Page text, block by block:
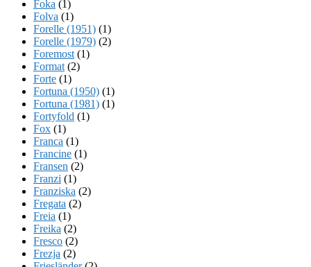
Foka (1)
Folva (1)
Forelle (1951) (1)
Forelle (1979) (2)
Foremost (1)
Format (2)
Forte (1)
Fortuna (1950) (1)
Fortuna (1981) (1)
Fortyfold (1)
Fox (1)
Franca (1)
Francine (1)
Fransen (2)
Franzi (1)
Franziska (2)
Fregata (2)
Freia (1)
Freika (2)
Fresco (2)
Frezja (2)